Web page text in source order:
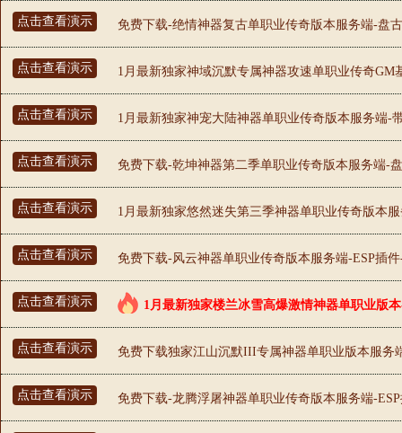
点击查看演示 免费下载-绝情神器复古单职业传奇版本服务端-盘
点击查看演示 1月最新独家神域沉默专属神器攻速单职业传奇
点击查看演示 1月最新独家神宠大陆神器单职业传奇版本服务端
点击查看演示 免费下载-乾坤神器第二季单职业传奇版本服务端-
点击查看演示 1月最新独家悠然迷失第三季神器单职业传奇版本
点击查看演示 免费下载-风云神器单职业传奇版本服务端-ESP插
点击查看演示 1月最新独家楼兰冰雪高爆激情神器单职业版
点击查看演示 免费下载独家江山沉默III专属神器单职业版本服务
点击查看演示 免费下载-龙腾浮屠神器单职业传奇版本服务端-